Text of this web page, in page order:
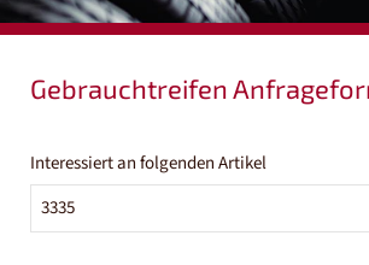
Gebrauchtreifen
Interessiert an folgenden Artikel